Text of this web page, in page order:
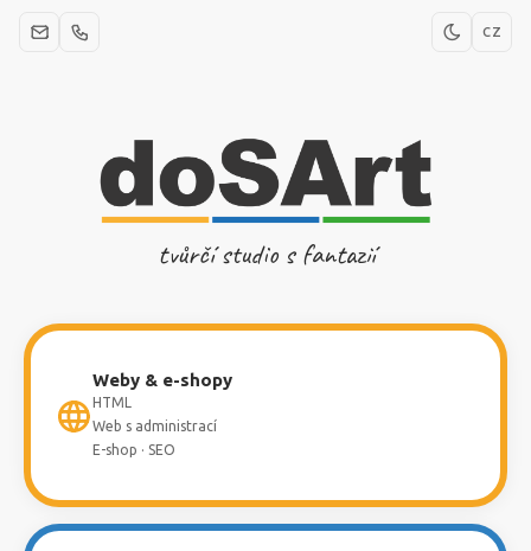
CZ
tvůrčí studio s fantazií
Weby & e-shopy
HTML
Web s administrací
E-shop · SEO